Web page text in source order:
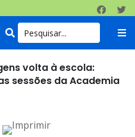
volta à escola:
sessões da Academia